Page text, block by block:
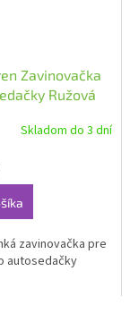
Zavinovačka
Ružová
Skladom do 3 dní
zavinovačka pre
autosedačky